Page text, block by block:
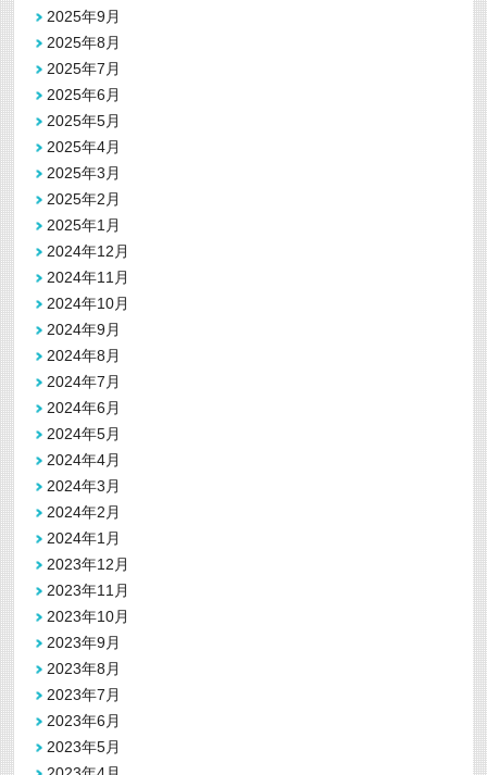
2025年9月
2025年8月
2025年7月
2025年6月
2025年5月
2025年4月
2025年3月
2025年2月
2025年1月
2024年12月
2024年11月
2024年10月
2024年9月
2024年8月
2024年7月
2024年6月
2024年5月
2024年4月
2024年3月
2024年2月
2024年1月
2023年12月
2023年11月
2023年10月
2023年9月
2023年8月
2023年7月
2023年6月
2023年5月